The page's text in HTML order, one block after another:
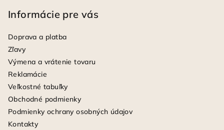
Informácie pre vás
Doprava a platba
Zľavy
Výmena a vrátenie tovaru
Reklamácie
Veľkostné tabuľky
Obchodné podmienky
Podmienky ochrany osobných údajov
Kontakty